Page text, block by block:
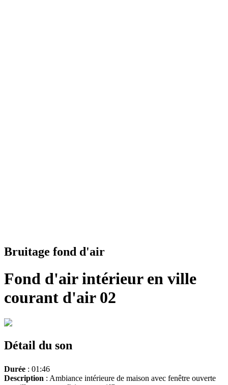
Bruitage fond d'air
Fond d'air intérieur en ville
courant d'air 02
Détail du son
Durée : 01:46
Description : Ambiance intérieure de maison avec fenêtre ouverte